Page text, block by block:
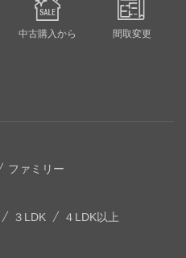
中古購入から 間取変更
ファミリー
３LDK ４LDK以上